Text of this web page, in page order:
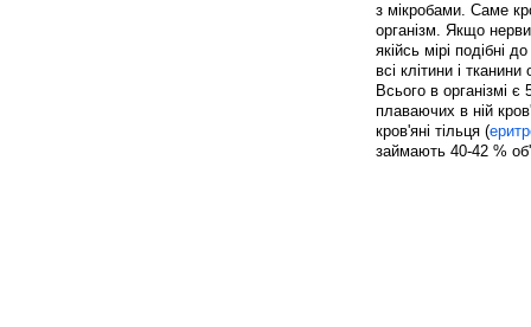
з мікробами. Саме
організм. Якщо
якійсь мірі подібні
всі клітини і
Всього в організмі
плаваючих в ній
кров'яні тільця (
займають 40-42 %